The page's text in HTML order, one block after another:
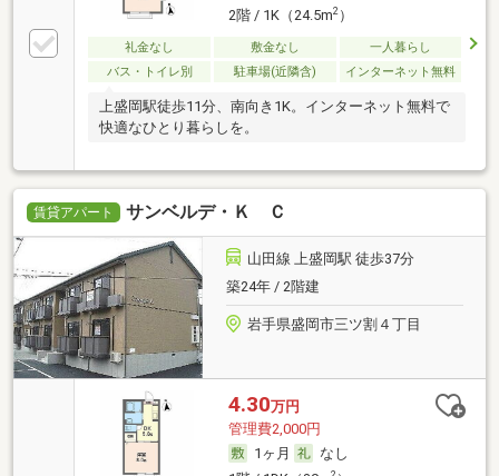
2階 / 1K（24.5m2）
礼金なし 敷金なし
一人暮らし
バス・トイレ別
駐車場(近隣含) インターネット無料
上盛岡駅徒歩11分、南向き1K。インターネット無料で
快適なひとり暮らしを。
賃貸アパート サンベルデ・Ｋ Ｃ
山田線 上盛岡駅 徒歩37分
築24年 / 2階建
岩手県盛岡市三ツ割４丁目
4.30万円
管理費2,000円
1ヶ月
なし